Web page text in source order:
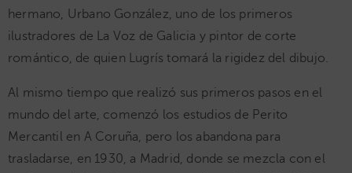
hermano, Urbano González, uno de los primeros
ilustradores de La Voz de Galicia y pintor de corte
romántico, de quien Lugrís tomará la rigidez del dibujo.
Al mismo tiempo que realizó sus primeros pasos en el
mundo del arte, comenzó los estudios de Perito
Mercantil en A Coruña, pero los abandona para
trasladarse, en 1930, a Madrid, donde se mezcla con el